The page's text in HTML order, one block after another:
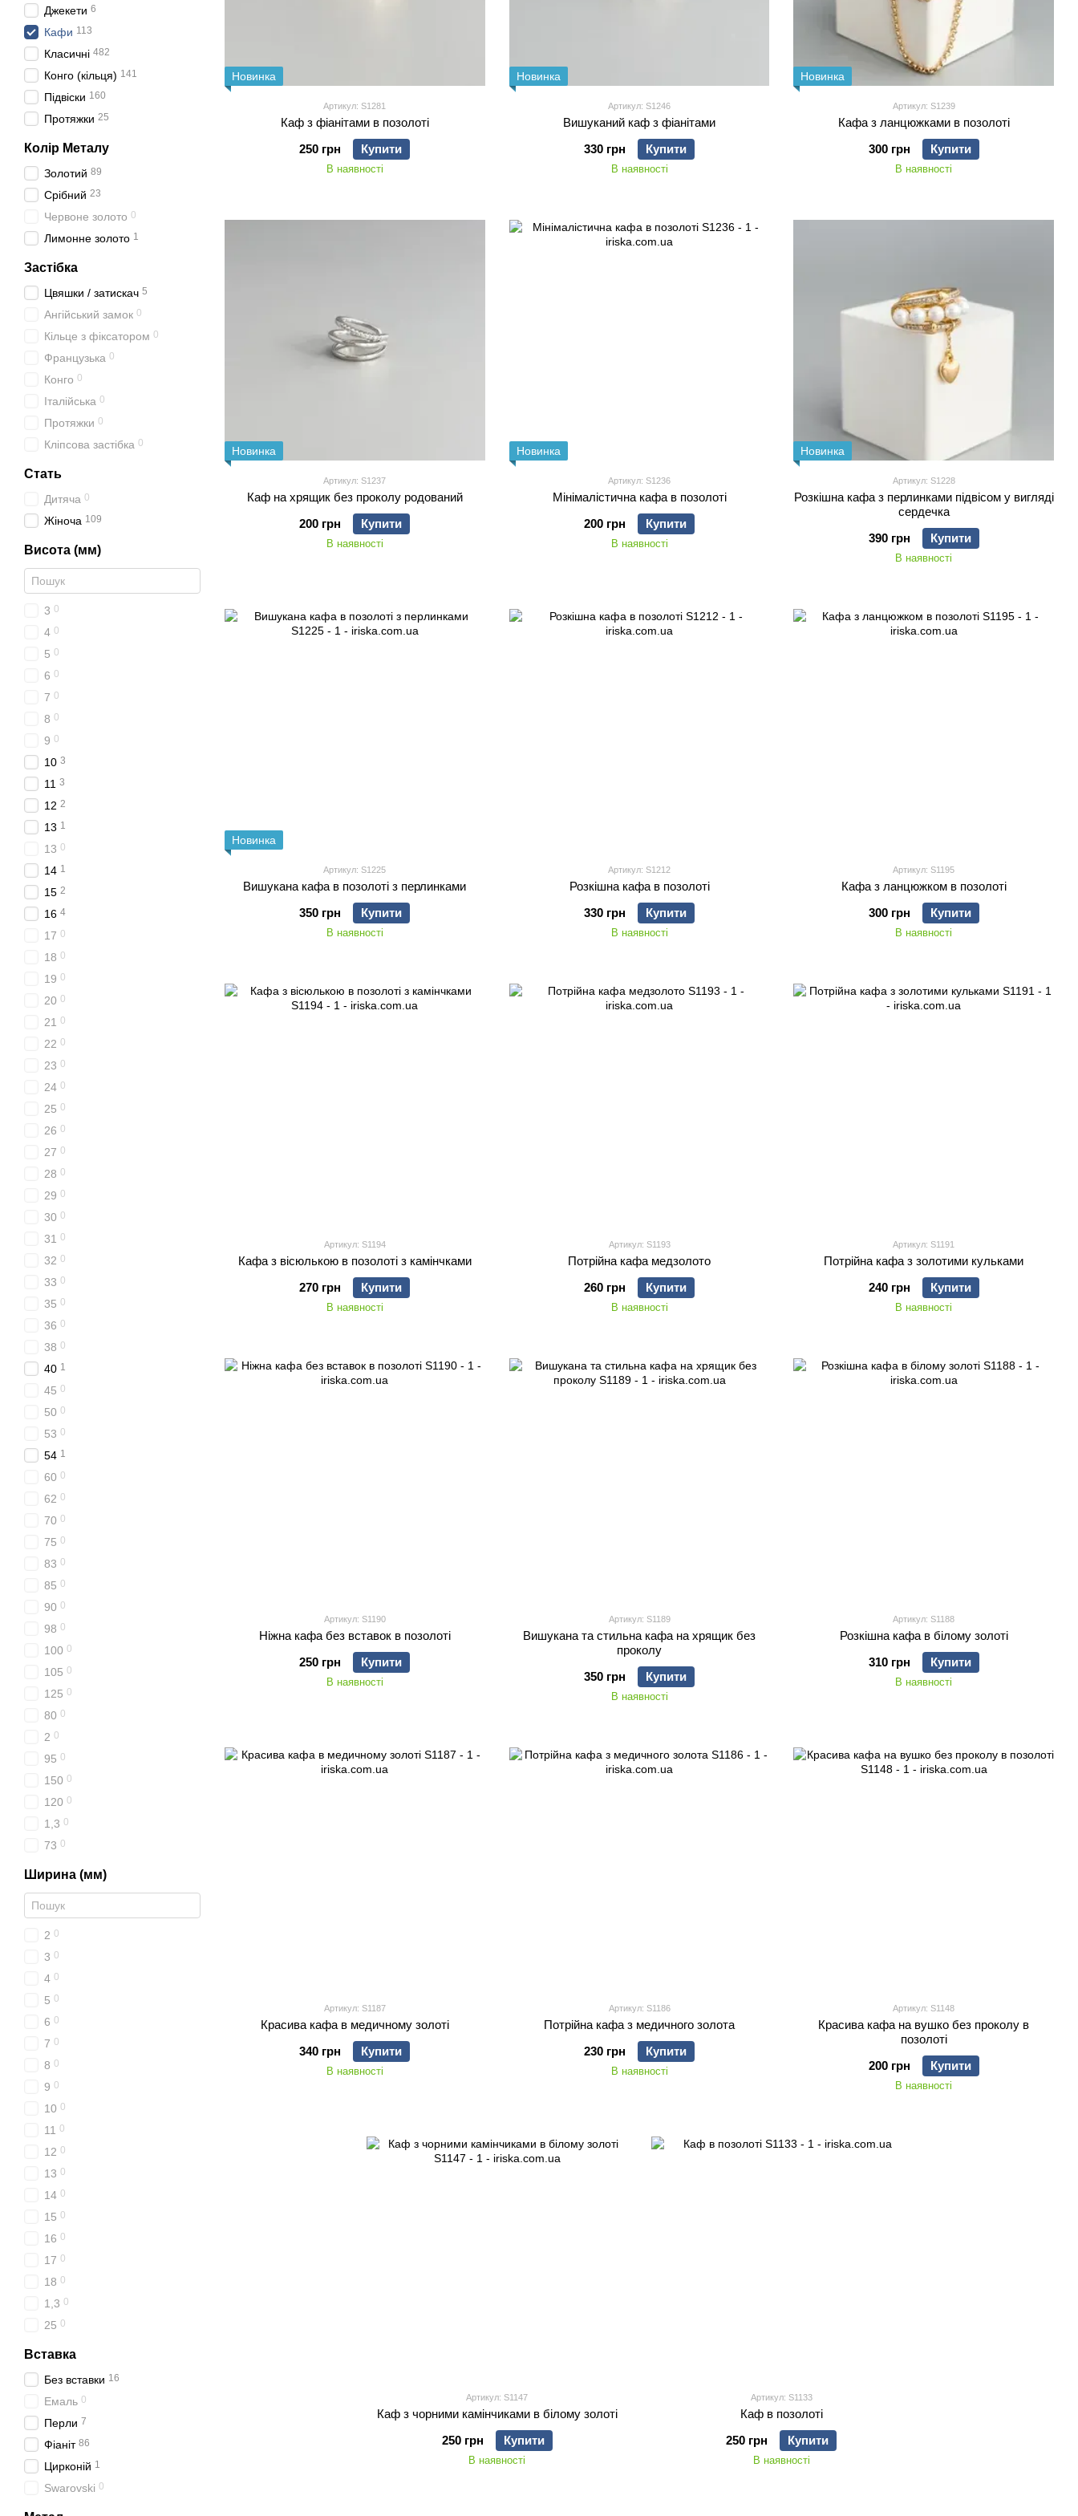
Новинка
Артикул: S1281
Каф з фіанітами в позолоті
250 грн
Купити
В наявності
Новинка
Артикул: S1246
Вишуканий каф з фіанітами
330 грн
Купити
В наявності
Новинка
Артикул: S1239
Кафа з ланцюжками в позолоті
300 грн
Купити
В наявності
Новинка
Артикул: S1237
Каф на хрящик без проколу родований
200 грн
Купити
В наявності
Новинка
Артикул: S1236
Мінімалістична кафа в позолоті
200 грн
Купити
В наявності
Новинка
Артикул: S1228
Розкішна кафа з перлинками підвісом у вигляді
сердечка
390 грн
Купити
В наявності
Новинка
Артикул: S1225
Вишукана кафа в позолоті з перлинками
350 грн
Купити
В наявності
Артикул: S1212
Розкішна кафа в позолоті
330 грн
Купити
В наявності
Артикул: S1195
Кафа з ланцюжком в позолоті
300 грн
Купити
В наявності
Артикул: S1194
Кафа з вісюлькою в позолоті з камінчками
270 грн
Купити
В наявності
Артикул: S1193
Потрійна кафа медзолото
260 грн
Купити
В наявності
Артикул: S1191
Потрійна кафа з золотими кульками
240 грн
Купити
В наявності
Артикул: S1190
Ніжна кафа без вставок в позолоті
250 грн
Купити
В наявності
Артикул: S1189
Вишукана та стильна кафа на хрящик без
проколу
350 грн
Купити
В наявності
Артикул: S1188
Розкішна кафа в білому золоті
310 грн
Купити
В наявності
Артикул: S1187
Красива кафа в медичному золоті
340 грн
Купити
В наявності
Артикул: S1186
Потрійна кафа з медичного золота
230 грн
Купити
В наявності
Артикул: S1148
Красива кафа на вушко без проколу в
позолоті
200 грн
Купити
В наявності
Артикул: S1147
Каф з чорними камінчиками в білому золоті
250 грн
Купити
В наявності
Артикул: S1133
Каф в позолоті
250 грн
Купити
В наявності
Джекети 6
Кафи 113
Класичні 482
Конго (кільця) 141
Підвіски 160
Протяжки 25
Колір Металу
Золотий 89
Срібний 23
Червоне золото 0
Лимонне золото 1
Застібка
Цвяшки / затискач 5
Ангійський замок 0
Кільце з фіксатором 0
Французька 0
Конго 0
Італійська 0
Протяжки 0
Кліпсова застібка 0
Стать
Дитяча 0
Жіноча 109
Висота (мм)
3 0
4 0
5 0
6 0
7 0
8 0
9 0
10 3
11 3
12 2
13 1
13 0
14 1
15 2
16 4
17 0
18 0
19 0
20 0
21 0
22 0
23 0
24 0
25 0
26 0
27 0
28 0
29 0
30 0
31 0
32 0
33 0
35 0
36 0
38 0
40 1
45 0
50 0
53 0
54 1
60 0
62 0
70 0
75 0
83 0
85 0
90 0
98 0
100 0
105 0
125 0
80 0
2 0
95 0
150 0
120 0
1,3 0
73 0
Ширина (мм)
2 0
3 0
4 0
5 0
6 0
7 0
8 0
9 0
10 0
11 0
12 0
13 0
14 0
15 0
16 0
17 0
18 0
1,3 0
25 0
Вставка
Без вставки 16
Емаль 0
Перли 7
Фіаніт 86
Цирконій 1
Swarovski 0